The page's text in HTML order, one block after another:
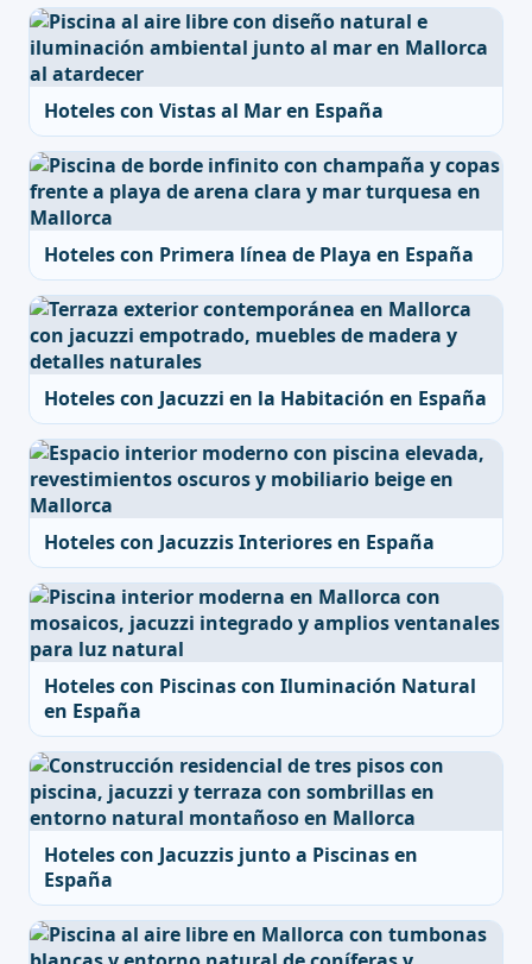
Hoteles con Vistas al Mar en España
Hoteles con Primera línea de Playa en España
Hoteles con Jacuzzi en la Habitación en España
Hoteles con Jacuzzis Interiores en España
Hoteles con Piscinas con Iluminación Natural
en España
Hoteles con Jacuzzis junto a Piscinas en
España